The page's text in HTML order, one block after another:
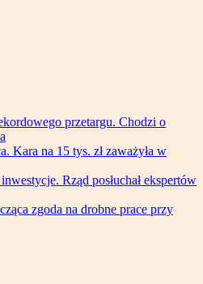
przetargu. Chodzi o
Kara na 15 tys. zł zaważyła w
Rząd posłuchał ekspertów
zgoda na drobne prace przy